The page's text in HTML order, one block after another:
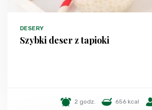
DESERY
Szybki deser z tapioki
2 godz. 656 kcal